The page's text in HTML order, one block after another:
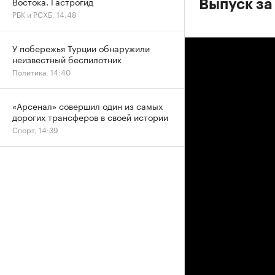
Выпуск
РБК и РСХБ, 14:48
У побережья Турции обнаружили
неизвестный беспилотник
Политика, 14:40
«Арсенал» совершил один из самых
дорогих трансферов в своей истории
Спорт, 14:39